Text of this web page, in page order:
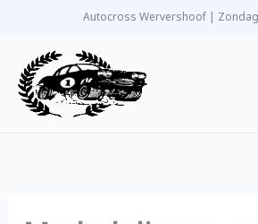
inhoud
Autocross Wervershoof |